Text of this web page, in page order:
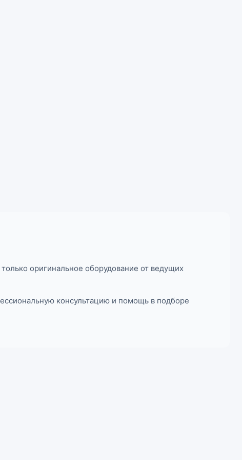
оригинальное оборудование от ведущих
консультацию и помощь в подборе